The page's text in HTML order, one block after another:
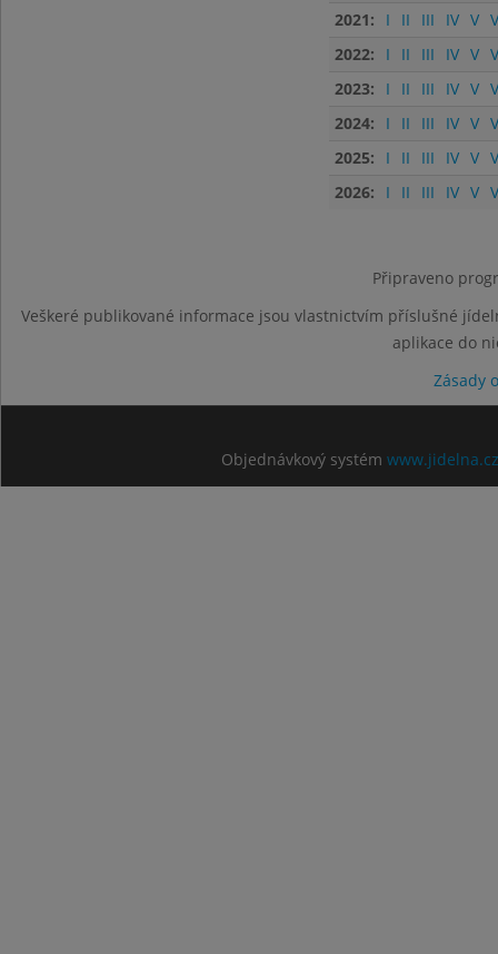
2021: I II III IV V
2022:
I II III IV V
2023:
I II III IV V
2024:
I II III IV V
2025:
I II III IV V
2026:
I II III IV V
Připraveno
Veškeré publikované informace jsou vlastnictvím příslušné
aplikace do
Zásady
Objednávkový systém www.jidelna.cz